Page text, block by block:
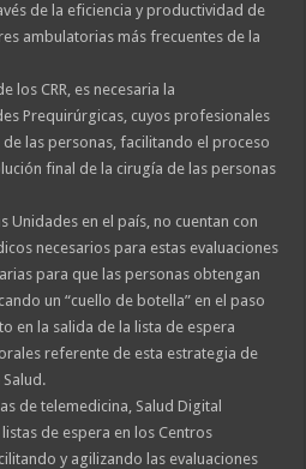
de la eficiencia y productividad de
ambulatorias más frecuentes de la
los CRR, es necesaria la
Prequirúrgicas, cuyos profesionales
las personas, facilitando el proceso
final de la cirugía de las personas
Unidades en el país, no cuentan con
necesarios para estas evaluaciones
para que las personas obtengan
un “cuello de botella” en el paso
en la salida de la lista de espera
referente de esta estrategia de
de telemedicina, Salud Digital
de espera en los Centros
y agilizando las evaluaciones